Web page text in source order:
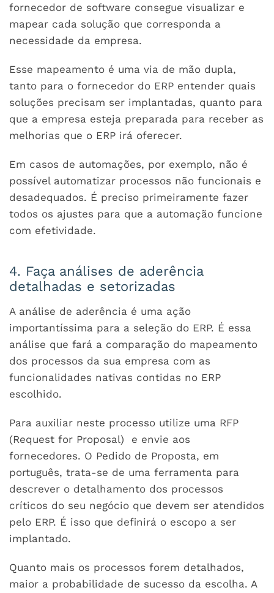
fornecedor de software consegue visualizar e
mapear cada solução que corresponda a
necessidade da empresa.
Esse mapeamento é uma via de mão dupla,
tanto para o fornecedor do ERP entender quais
soluções precisam ser implantadas, quanto para
que a empresa esteja preparada para receber as
melhorias que o ERP irá oferecer.
Em casos de automações, por exemplo, não é
possível automatizar processos não funcionais e
desadequados. É preciso primeiramente fazer
todos os ajustes para que a automação funcione
com efetividade.
4. Faça análises de aderência
detalhadas e setorizadas
A análise de aderência é uma ação
importantíssima para a seleção do ERP. É essa
análise que fará a comparação do mapeamento
dos processos da sua empresa com as
funcionalidades nativas contidas no ERP
escolhido.
Para auxiliar neste processo utilize uma RFP
(Request for Proposal) e envie aos
fornecedores. O Pedido de Proposta, em
português, trata-se de uma ferramenta para
descrever o detalhamento dos processos
críticos do seu negócio que devem ser atendidos
pelo ERP. É isso que definirá o escopo a ser
implantado.
Quanto mais os processos forem detalhados,
maior a probabilidade de sucesso da escolha. A